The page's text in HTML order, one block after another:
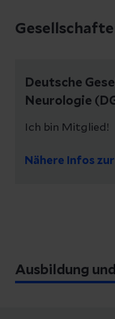
Deutsche
Neurologie
Ich bin Mitglied!
Nähere Infos zur
Ausbildung